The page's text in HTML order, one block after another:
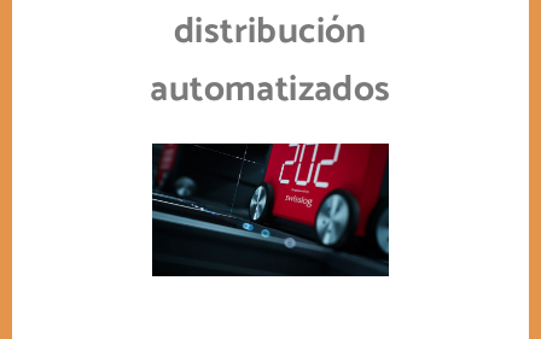
distribución
automatizados